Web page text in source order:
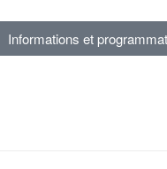
Informations et